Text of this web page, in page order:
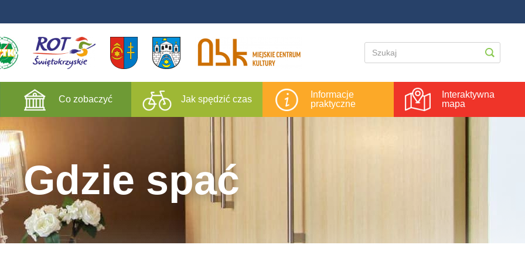
Co zobaczyć Jak spędzić czas
Informacje
praktyczne
Interaktywna
mapa
Gdzie spać